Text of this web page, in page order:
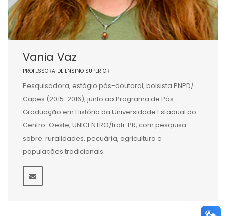
Vania Vaz
PROFESSORA DE ENSINO SUPERIOR
Pesquisadora, estágio pós-doutoral, bolsista PNPD/
Capes (2015-2016), junto ao Programa de Pós-
Graduação em História da Universidade Estadual do
Centro-Oeste, UNICENTRO/Irati-PR, com pesquisa
sobre: ruralidades, pecuária, agricultura e
populações tradicionais.